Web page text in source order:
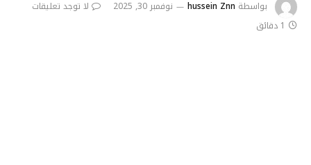
بواسطة hussein Znn نوفمبر 30, 2025
لا توجد تعليقات
1 دقائق